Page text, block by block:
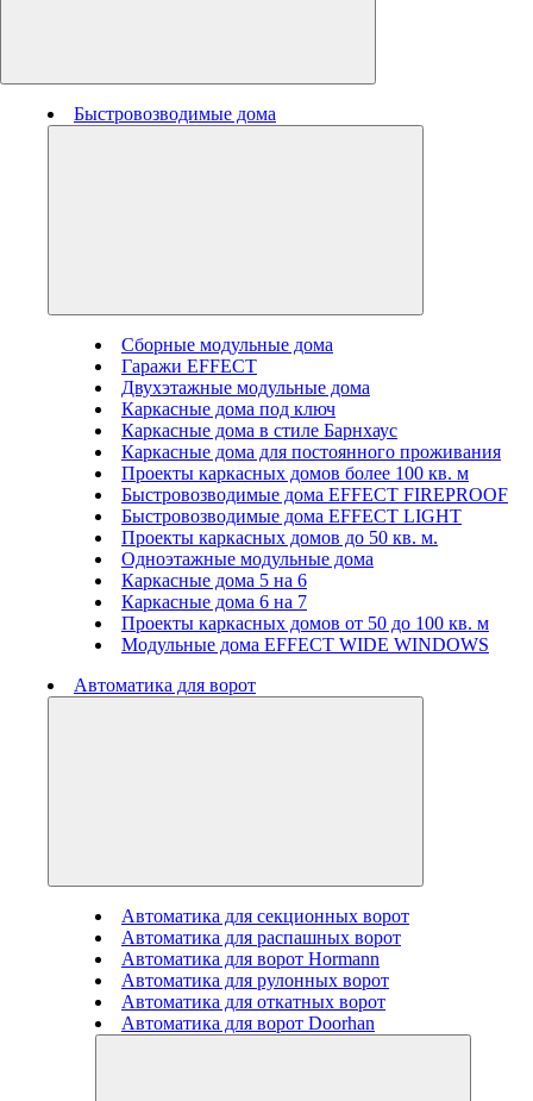
Быстровозводимые дома
Сборные модульные дома
Гаражи EFFECT
Двухэтажные модульные дома
Каркасные дома под ключ
Каркасные дома в стиле Барнхаус
Каркасные дома для постоянного проживания
Проекты каркасных домов более 100 кв. м
Быстровозводимые дома EFFECT FIREPROOF
Быстровозводимые дома EFFECT LIGHT
Проекты каркасных домов до 50 кв. м.
Одноэтажные модульные дома
Каркасные дома 5 на 6
Каркасные дома 6 на 7
Проекты каркасных домов от 50 до 100 кв. м
Модульные дома EFFECT WIDE WINDOWS
Автоматика для ворот
Автоматика для секционных ворот
Автоматика для распашных ворот
Автоматика для ворот Hormann
Автоматика для рулонных ворот
Автоматика для откатных ворот
Автоматика для ворот Doorhan